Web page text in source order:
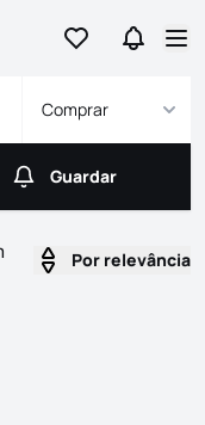
Ir para osIr para
Comprar
Guardar
Guardar
Por relevância